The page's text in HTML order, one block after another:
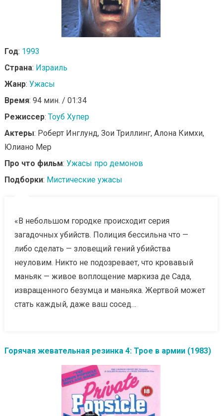
Год: 1993
Страна: Израиль
Жанр: Ужасы
Время: 94 мин. / 01:34
Режиссер: Тоуб Хупер
Актеры: Роберт Инглунд, Зои Триллинг, Алона Кимхи,
Юлиано Мер
Про что фильм: Ужасы про демонов
Подборки: Мистические ужасы
«В небольшом городке происходит серия
загадочных убийств. Полиция бессильна что —
либо сделать — зловещий гений убийства
неуловим. Никто не подозревает, что кровавый
маньяк — живое воплощение маркиза де Сада,
извращенного безумца и маньяка. Жертвой может
стать каждый, даже ваш сосед…
Горячая жевательная резинка 4: Трое в армии (1983)